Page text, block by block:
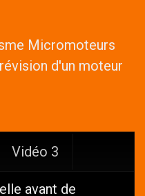
Micromoteurs
d'un moteur
Vidéo 3
avant de